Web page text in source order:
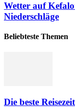
Wetter auf
Niederschläge
Beliebteste Themen
Die beste